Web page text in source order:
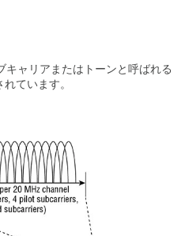
キャリアまたはトーンと呼ばれる
ています。